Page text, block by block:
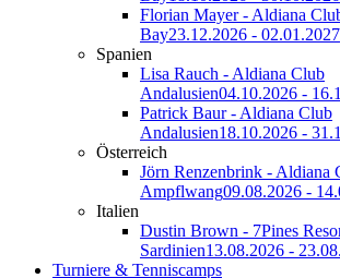
Florian Mayer - Aldiana
Bay23.12.2026 - 02.01.2027
Spanien
Lisa Rauch - Aldiana Club
Andalusien04.10.2026 -
Patrick Baur - Aldiana Club
Andalusien18.10.2026 -
Österreich
Jörn Renzenbrink - Aldiana
Ampflwang09.08.2026 -
Italien
Dustin Brown - 7Pines
Sardinien13.08.2026 -
Turniere & Tenniscamps